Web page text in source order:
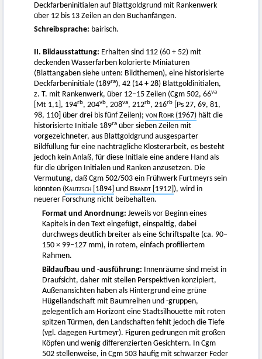
Deckfarbeninitialen auf Blattgoldgrund mit Rankenwerk
über 12 bis 13 Zeilen an den Buchanfängen.
Schreibsprache: bairisch.
II. Bildausstattung: Erhalten sind 112 (60 + 52) mit
deckenden Wasserfarben kolorierte Miniaturen
(Blattangaben siehe unten: Bildthemen), eine historisierte
Deckfarbeninitiale (189ra), 42 (14 + 28) Blattgoldinitialen,
z. T. mit Rankenwerk, über 12–15 Zeilen (Cgm 502, 66va
[Mt 1,1], 194rb, 204vb, 208va, 212rb, 216rb
[Ps 27, 69, 81,
98, 110] über drei bis fünf Zeilen); von Rohr (1967) hält die
historisierte Initiale 189ra über sieben Zeilen mit
vorgezeichneter, aus Blattgoldgrund ausgesparter
Bildfüllung für eine nachträgliche Klosterarbeit, es besteht
jedoch kein Anlaß, für diese Initiale eine andere Hand als
für die übrigen Initialen und Ranken anzusetzen. Die
Vermutung, daß Cgm 502/503 ein Frühwerk Furtmeyrs sein
könnten (Kautzsch [1894] und Brandt [1912] ), wird in
neuerer Forschung nicht beibehalten.
Format und Anordnung: Jeweils vor Beginn eines
Kapitels in den Text eingefügt, einspaltig, dabei
durchwegs deutlich breiter als eine Schriftspalte (ca. 90–
150 × 99–127 mm), in rotem, einfach profiliertem
Rahmen.
Bildaufbau und -ausführung: Innenräume sind meist in
Draufsicht, daher mit steilen Perspektiven konzipiert,
Außenansichten haben als Hintergrund eine grüne
Hügellandschaft mit Baumreihen und -gruppen,
gelegentlich am Horizont eine Stadtsilhouette mit roten
spitzen Türmen, den Landschaften fehlt jedoch die Tiefe
(vgl. dagegen Furtmeyr). Figuren gedrungen mit großen
Köpfen und wenig differenzierten Gesichtern. In Cgm
502 stellenweise, in Cgm 503 häufig mit schwarzer Feder